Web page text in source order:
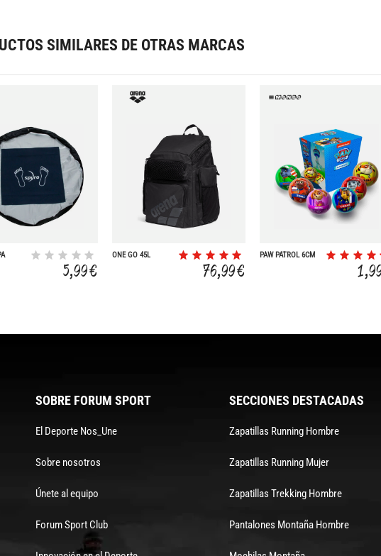
SIMILARES DE OTRAS MARCAS
5,99 €
ONE GO 45L
76,99 €
PAW PATROL 6CM
SOBRE FORUM SPORT
El Deporte Nos_Une
Sobre nosotros
Únete al equipo
Forum Sport Club
SECCIONES DESTACADAS
Zapatillas Running Hombre
Zapatillas Running Mujer
Zapatillas Trekking Hombre
Pantalones Montaña Hombre